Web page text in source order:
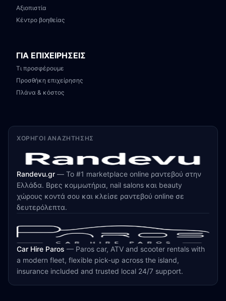
Αξιοπιστία
Κέντρο βοηθείας
ΓΙΑ ΕΠΙΧΕΙΡΗΣΕΙΣ
Τι προσφέρουμε
Προσθήκη επιχείρησης
Πλάνα & κόστος
ΧΟΡΗΓΟΊ ΑΝΑΖΉΤΗΣΗΣ
Randevu.gr — Το #1 marketplace online ραντεβού στην
Ελλάδα. Βρες κομμωτήρια, nail salons και beauty
χώρους κοντά σου και κλείσε ραντεβού online σε
δευτερόλεπτα.
Car Hire Paros — Paros car, ATV and scooter rentals with
a modern fleet, flexible pick-up across the island,
insurance included and trusted local 24/7 support.